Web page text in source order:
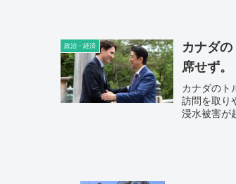
政治・経済
カナダ
席せず。
カナダのト
訪問を取り
浸水被害が